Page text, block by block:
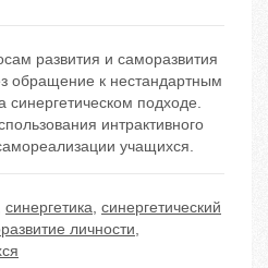
развития и саморазвития
обращение к нестандартным
подходе.
интрактивного
учащихся.
синергетика, синергетический
личности,